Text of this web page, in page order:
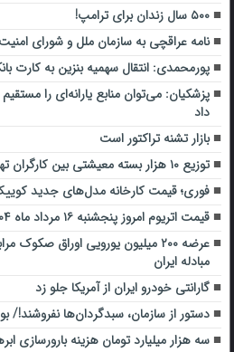
۵۰۰ سال زندان برای ترامپ!
نامه عراقچی به سازمان ملل و شورای
پورمحمدی: انتقال سهمیه بنزین به کارت
پزشکیان: می‌توان منابع یارانه‌ای را
داد
بازار تشنه تراکتور است
توزیع ۱۰ هزار بسته معیشتی بین کارگران تهرانی
فوری؛ قیمت کارخانه مدل‌های جدید کوییک
قیمت اتریوم امروز پنجشنبه ۱۶ مرداد ماه ۱۴۰۴
عرضه ۲۰۰ میلیون یورویی اوراق صکوک
مبادله ایران
گارانتی خودرو ایران از آمریکا جلو زد
دستور از سازمان، سبدگردان‌ها
سه هزار میلیارد تومان هزینه بارورسازی